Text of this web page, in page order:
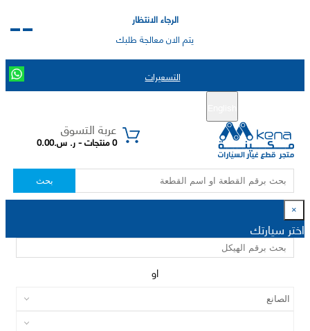
الرجاء الانتظار
يتم الان معالجة طلبك
التسعيرات
عربة التسوق
0 منتجات - ر. س.0.00
بحث
×
اختر سيارتك
او